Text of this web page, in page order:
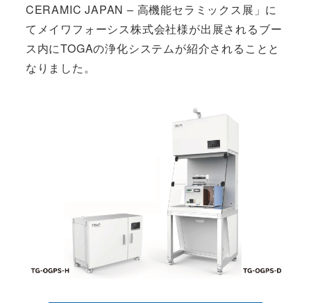
CERAMIC JAPAN – 高機能セラミックス展」に
てメイワフォーシス株式会社様が出展されるブー
ス内にTOGAの浄化システムが紹介されることと
なりました。